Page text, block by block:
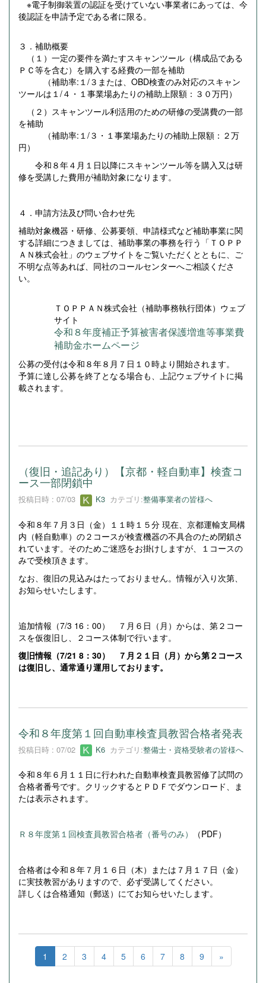
※電子制御装置の認証を受けていない事業者にあっては、今
後認証を申請予定である者に限る。
３．補助概要
（１）一定の要件を満たすスキャンツール（構成品である
ＰＣ等を含む）を購入する経費の一部を補助
（補助率:１/３または、OBD検査のみ対応のスキャン
ツールは１/４・１事業場あたりの補助上限額：３０万円）
（２）スキャンツール利活用のための研修の受講費の一部
を補助
（補助率:１/３・１事業場あたりの補助上限額：２万
円）
令和８年４月１日以降にスキャンツール等を購入又は研
修を受講した費用が補助対象になります。
４．申請方法及び問い合わせ先
補助対象機器・研修、公募要領、申請様式など補助事業に関
する詳細につきましては、補助事業の事務を行う「ＴＯＰＰ
ＡＮ株式会社」のウェブサイトをご覧いただくとともに、ご
不明な点等あれば、同社のコールセンターへご相談くださ
い。
ＴＯＰＰＡＮ株式会社（補助事務執行団体）ウェブ
サイト
令和８年度補正予算被害者保護増進等事業費
補助金ホームページ
公募の受付は令和８年８月７日１０時より開始されます。
予算に達し公募を終了となる場合も、上記ウェブサイトに掲
載されます。
（復旧・追記あり）【京都・軽自動車】検査コ
ース一部閉鎖中
投稿日時 : 07/03 K3 カテゴリ:整備事業者の皆様へ
令和８年７月３日（金）１１時１５分 現在、京都運輸支局構
内（軽自動車）の２コースが検査機器の不具合のため閉鎖さ
れています。そのためご迷惑をお掛けしますが、１コースの
みで受検頂きます。
なお、復旧の見込みはたっておりません。情報が入り次第、
お知らせいたします。
追加情報（7/3 16：00） ７月６日（月）からは、第２コー
スを仮復旧し、２コース体制で行います。
復旧情報（7/21 8：30） ７月２１日（月）から第２コース
は復旧し、通常通り運用しております。
令和８年度第１回自動車検査員教習合格者発表
投稿日時 : 07/02 K6 カテゴリ:整備士・資格受験者の皆様へ
令和８年６月１１日に行われた自動車検査員教習修了試問の
合格者番号です。クリックするとＰＤＦでダウンロード、ま
たは表示されます。
Ｒ８年度第１回検査員教習合格者（番号のみ） （PDF）
合格者は令和８年７月１６日（木）または７月１７日（金）
に実技教習がありますので、必ず受講してください。
詳しくは合格通知（郵送）にてお知らせいたします。
1 2 3 4 5 6 7 8 9 »